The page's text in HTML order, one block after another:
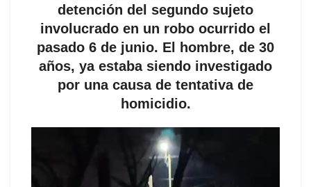
detención del segundo sujeto
involucrado en un robo ocurrido el
pasado 6 de junio. El hombre, de 30
años, ya estaba siendo investigado
por una causa de tentativa de
homicidio.